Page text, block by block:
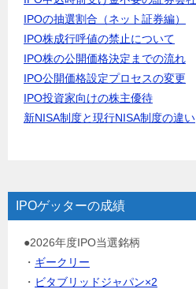
IPOの抽選割合（ネット証券編）
IPO株成行呼値の禁止について
IPO株の公開価格決定までの流れ
IPO公開価格設定プロセスの変更
IPO投資家向けの株主優待
新NISA制度と現行NISA制度の違い
IPOゲッターの成績
●2026年度IPO当選銘柄
・ ギークリー
・ ビタブリッドジャパン×2